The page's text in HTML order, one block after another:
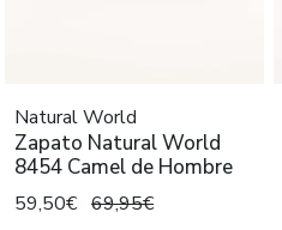
Natural World
Zapato Natural World
8454 Camel de Hombre
59,50€ 69,95€